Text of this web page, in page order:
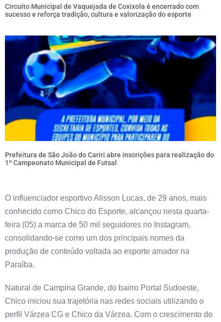
Circuito Municipal de Vaquejada de Coxixola é encerrado com
sucesso e reforça tradição, cultura e valorização do esporte
Prefeitura de São João do Cariri abre inscrições para realização do
1º Campeonato Municipal de Futsal
O influenciador esportivo Alisson Lucas, de 29 anos, mais
conhecido como Chico do Esporte, alcançou nesta quarta-
feira (05) a marca de 50 mil seguidores no Instagram,
consolidando-se como um dos principais nomes da
produção de conteúdo voltada ao esporte amador na
Paraíba.
Natural de Campina Grande, do bairro Portal Sudoeste,
Chico iniciou sua trajetória nas redes sociais utilizando o
perfil Várzea CG e Chico da Várzea. Com o crescimento do